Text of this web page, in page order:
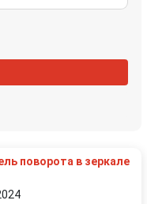
поворота в зеркале